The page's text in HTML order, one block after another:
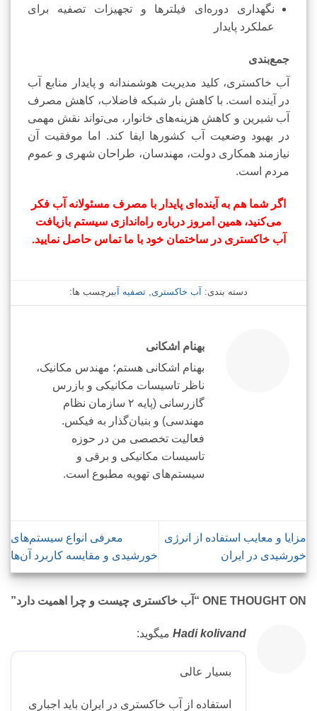
نگهداری دوره‌ای فیلترها و تجهیزات تصفیه برای
عملکرد پایدار
جمع‌بندی
آب خاکستری، کلید مدیریت هوشمندانه و پایدار منابع آب
در آینده است. با کاهش بار شبکه فاضلاب، کاهش مصرف
آب شیرین و کاهش هزینه‌های خانوار، می‌تواند نقش مهمی
در بهبود وضعیت آب کشورها ایفا کند. اما موفقیت آن
نیازمند همکاری دولت، مهندسان، طراحان شهری و عموم
مردم است.
اگر شما هم به آینده‌ای پایدار با مصرف مسئولانه آب فکر
می‌کنید، همین امروز درباره راه‌اندازی سیستم بازیافت
آب خاکستری در ساختمان خود با ما تماس حاصل نمایید.
دسته بندی: آب خاکستری, تصفیه آببرچسب ها:
بهنام اشکانی
بهنام اشکانی هستم؛ مهندس مکانیک،
ناظر تاسیسات مکانیکی و بازرس
گازرسانی (پایه ۲ سازمان نظام
مهندسی) و بنیان‌گذار به فیکس.
فعالیت تخصصی من در حوزه
تاسیسات مکانیکی و برقی و
سیستم‌های تهویه مطبوع است.
مزایا و معایب استفاده از انرژی
خورشیدی در ایران
معرفی انواع سیستم‌های
خورشیدی و مقایسه کاربرد آن‌ها
ONE THOUGHT ON “ آب خاکستری چیست و چرا اهمیت دارد”
Hadi kolivand میگوید:
بسیار عالی
استفاده از آب خاکستری در ایران باید اجباری